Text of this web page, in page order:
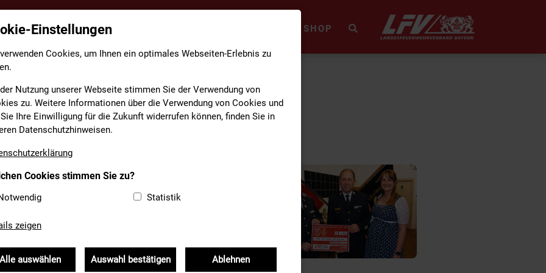
FACHBEREICHE SHOP
FÜR HELFER“
"Hilfe für Helfer" Unsere Feuerwehren
die im Einsatz verletzt
Feuerwehr Reisbach ihr 150+5-jähriges
Einstellungen
Cookies, um Ihnen ein optimales Webseiten-Erlebnis zu
Nutzung unserer Webseite stimmen Sie der Verwendung von
zu. Weitere Informationen über die Verwendung von Cookies und
Ihre Einwilligung für die Zukunft widerrufen können, finden Sie in
Datenschutzhinweisen.
Cookies stimmen Sie zu?
Statistik
zeigen
Alle auswählen Auswahl bestätigen Ablehnen